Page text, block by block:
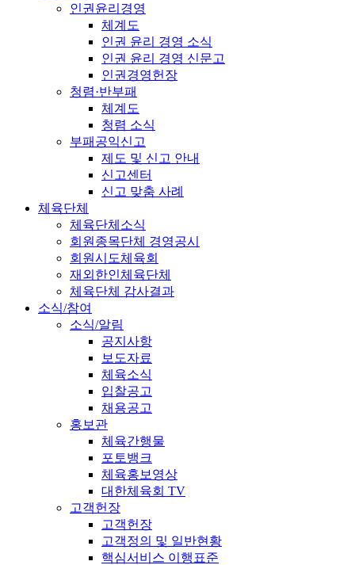
인권윤리경영
체계도
인권 윤리 경영 소식
인권 윤리 경영 신문고
인권경영헌장
청렴·반부패
체계도
청렴 소식
부패공익신고
제도 및 신고 안내
신고센터
신고 맞춤 사례
체육단체
체육단체소식
회원종목단체 경영공시
회원시도체육회
재외한인체육단체
체육단체 감사결과
소식/참여
소식/알림
공지사항
보도자료
체육소식
입찰공고
채용공고
홍보관
체육간행물
포토뱅크
체육홍보영상
대한체육회 TV
고객헌장
고객헌장
고객정의 및 일반현황
핵심서비스 이행표준